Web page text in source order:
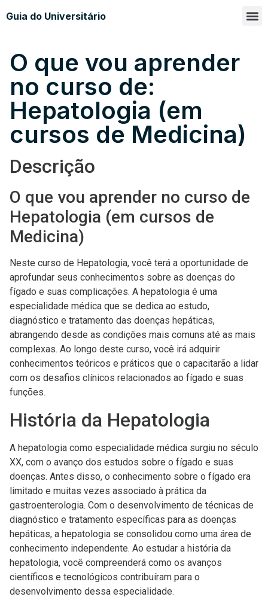
Guia do Universitário
O que vou aprender
no curso de:
Hepatologia (em
cursos de Medicina)
Descrição
O que vou aprender no curso de
Hepatologia (em cursos de
Medicina)
Neste curso de Hepatologia, você terá a oportunidade de
aprofundar seus conhecimentos sobre as doenças do
fígado e suas complicações. A hepatologia é uma
especialidade médica que se dedica ao estudo,
diagnóstico e tratamento das doenças hepáticas,
abrangendo desde as condições mais comuns até as mais
complexas. Ao longo deste curso, você irá adquirir
conhecimentos teóricos e práticos que o capacitarão a lidar
com os desafios clínicos relacionados ao fígado e suas
funções.
História da Hepatologia
A hepatologia como especialidade médica surgiu no século
XX, com o avanço dos estudos sobre o fígado e suas
doenças. Antes disso, o conhecimento sobre o fígado era
limitado e muitas vezes associado à prática da
gastroenterologia. Com o desenvolvimento de técnicas de
diagnóstico e tratamento específicas para as doenças
hepáticas, a hepatologia se consolidou como uma área de
conhecimento independente. Ao estudar a história da
hepatologia, você compreenderá como os avanços
científicos e tecnológicos contribuíram para o
desenvolvimento dessa especialidade.